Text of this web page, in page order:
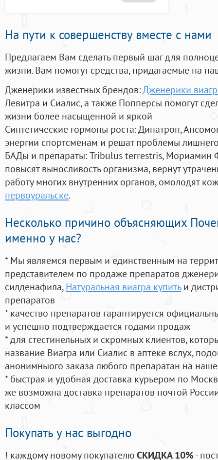
На пути к совершенству вместе с нами
Предлагаем Вам сделать первый шаг для
жизни. Вам помогут средства, придагаемые на
Дженерики известных брендов:Дженерики
Левитра и Сиалис, а также Попперсы помогут
жизни более насыщенной и яркой
Синтетические гормоны роста: Динатроп,
энергии спортсменам и решат проблемы
БАДы и препараты:Tribulus terrestris, Мориамин
повысят выносливость организма, вернут
работу многих внутренних органов, омолодят
первоуральске.
Несколько причино объясняющих
именно у нас?
* Мы являемся первым и единственным на
представителем по продаже препаратов
силденафила, Натуральная виагра купитьи
препаратов
* качество препаратов гарантируется
и успешно подтверждается годами продаж
* для стестинельных и скромных клиентов,
название Виагра или Сиалис в аптеке вслух,
анонимныого заказа любого препаратан на
* быстрая и удобная доставка курьером по
же возможна доставка препаратов почтой
классом
Покупать у нас выгодно
! каждому новому покупателюСКИДКА 10%-